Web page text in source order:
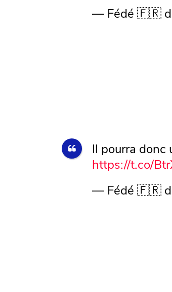
— Fédé 🇫🇷 de
Il pourra donc
https://t.co/
— Fédé 🇫🇷 de